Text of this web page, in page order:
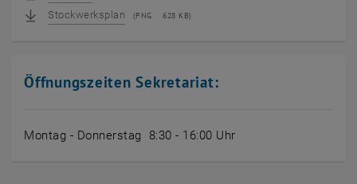
Stockwerksplan (PNG 628 KB)
Öffnungszeiten Sekretariat:
Montag - Donnerstag 8:30 - 16:00 Uhr